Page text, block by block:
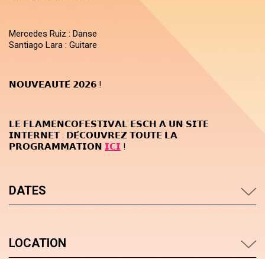
Mercedes Ruiz : Danse
Santiago Lara : Guitare
𝗡𝗢𝗨𝗩𝗘𝗔𝗨𝗧𝗘́ 𝟮𝟬𝟮𝟲 !
𝗟𝗘 𝗙𝗟𝗔𝗠𝗘𝗡𝗖𝗢𝗙𝗘𝗦𝗧𝗜𝗩𝗔𝗟 𝗘𝗦𝗖𝗛 𝗔 𝗨𝗡 𝗦𝗜𝗧𝗘
𝗜𝗡𝗧𝗘𝗥𝗡𝗘𝗧 : 𝗗𝗘́𝗖𝗢𝗨𝗩𝗥𝗘𝗭 𝗧𝗢𝗨𝗧𝗘 𝗟𝗔
𝗣𝗥𝗢𝗚𝗥𝗔𝗠𝗠𝗔𝗧𝗜𝗢𝗡 𝗜𝗖𝗜 !
DATES
LOCATION